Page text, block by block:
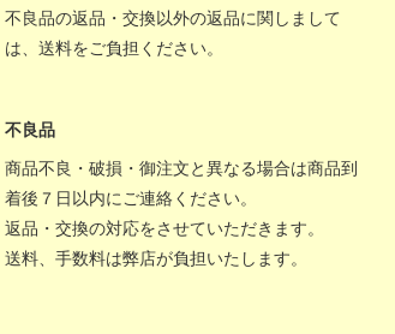
不良品の返品・交換以外の返品に関しまして
は、送料をご負担ください。
不良品
商品不良・破損・御注文と異なる場合は商品到
着後７日以内にご連絡ください。
返品・交換の対応をさせていただきます。
送料、手数料は弊店が負担いたします。